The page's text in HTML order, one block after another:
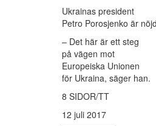
Ukrainas president
Petro Porosjenko är
– Det här är ett steg
på vägen mot
Europeiska Unionen
för Ukraina, säger han.
8 SIDOR/TT
12 juli 2017